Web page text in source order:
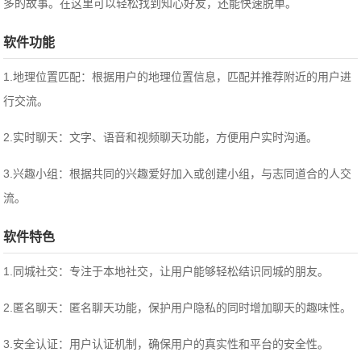
多的故事。在这里可以轻松找到知心好友，还能快速脱单。
软件功能
1.地理位置匹配：根据用户的地理位置信息，匹配并推荐附近的用户进
行交流。
2.实时聊天：文字、语音和视频聊天功能，方便用户实时沟通。
3.兴趣小组：根据共同的兴趣爱好加入或创建小组，与志同道合的人交
流。
软件特色
1.同城社交：专注于本地社交，让用户能够轻松结识同城的朋友。
2.匿名聊天：匿名聊天功能，保护用户隐私的同时增加聊天的趣味性。
3.安全认证：用户认证机制，确保用户的真实性和平台的安全性。